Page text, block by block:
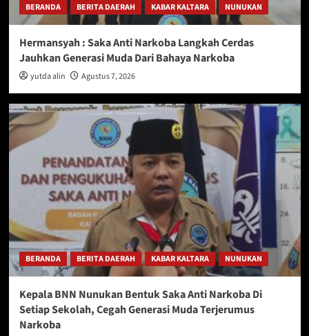
BERANDA BERITA DAERAH KABAR KALTARA NUNUKAN
Hermansyah : Saka Anti Narkoba Langkah Cerdas
Jauhkan Generasi Muda Dari Bahaya Narkoba
yutda alin Agustus 7, 2026
BERANDA BERITA DAERAH KABAR KALTARA NUNUKAN
Kepala BNN Nunukan Bentuk Saka Anti Narkoba Di
Setiap Sekolah, Cegah Generasi Muda Terjerumus
Narkoba